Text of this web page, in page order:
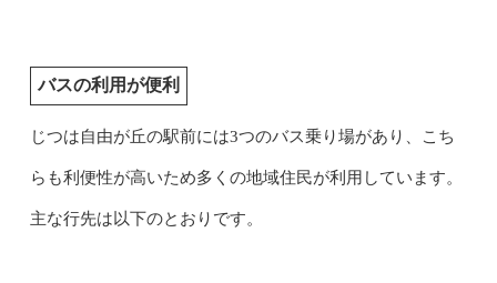
バスの利用が便利
じつは自由が丘の駅前には3つのバス乗り場があり、こち
らも利便性が高いため多くの地域住民が利用しています。
主な行先は以下のとおりです。